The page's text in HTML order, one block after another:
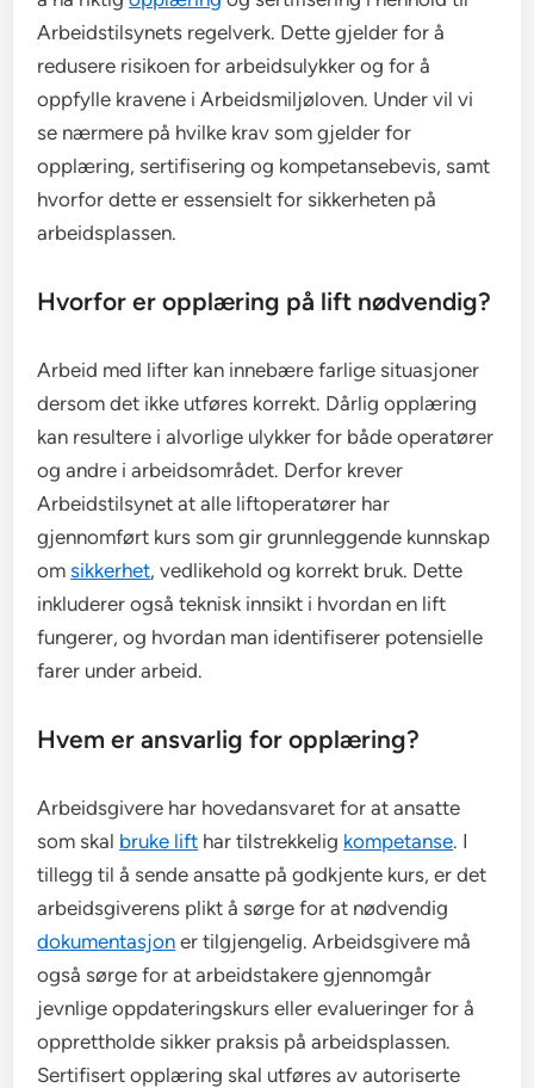
Arbeidstilsynets regelverk. Dette gjelder for å
redusere risikoen for arbeidsulykker og for å
oppfylle kravene i Arbeidsmiljøloven. Under vil vi
se nærmere på hvilke krav som gjelder for
opplæring, sertifisering og kompetansebevis, samt
hvorfor dette er essensielt for sikkerheten på
arbeidsplassen.
Hvorfor er opplæring på lift nødvendig?
Arbeid med lifter kan innebære farlige situasjoner
dersom det ikke utføres korrekt. Dårlig opplæring
kan resultere i alvorlige ulykker for både operatører
og andre i arbeidsområdet. Derfor krever
Arbeidstilsynet at alle liftoperatører har
gjennomført kurs som gir grunnleggende kunnskap
omsikkerhet, vedlikehold og korrekt bruk. Dette
inkluderer også teknisk innsikt i hvordan en lift
fungerer, og hvordan man identifiserer potensielle
farer under arbeid.
Hvem er ansvarlig for opplæring?
Arbeidsgivere har hovedansvaret for at ansatte
som skal bruke lift har tilstrekkelig kompetanse. I
tillegg til å sende ansatte på godkjente kurs, er det
arbeidsgiverens plikt å sørge for at nødvendig
dokumentasjon er tilgjengelig. Arbeidsgivere må
også sørge for at arbeidstakere gjennomgår
jevnlige oppdateringskurs eller evalueringer for å
opprettholde sikker praksis på arbeidsplassen.
Sertifisert opplæring skal utføres av autoriserte